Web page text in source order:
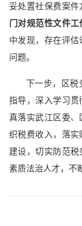
妥处置社保费案件
门对规范性文件
中发现，存在评
问题。
下一步，区
指导，深入学习贯
真落实武江区委、
织税费收入，落实
建设，切实防范
素质法治人才，不